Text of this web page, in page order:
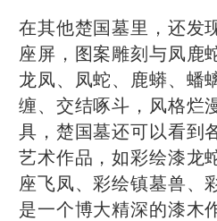
在其他楚国墓里，还发
座屏，图案雕刻与凤鹿
龙凤、凤蛇、鹿蟒、蟠
缠、交结啄斗，风格烂
具，楚国墓还可以看到
艺术作品，如彩绘漆龙
座飞凤、彩绘镇墓兽、
是一个博大精深的漆木